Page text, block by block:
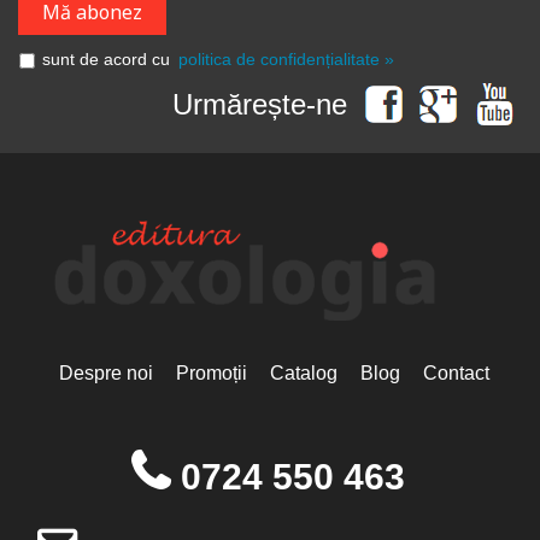
sunt de acord cu politica de confidențialitate »
Urmărește-ne
Despre noi Promoții Catalog Blog Contact
0724 550 463